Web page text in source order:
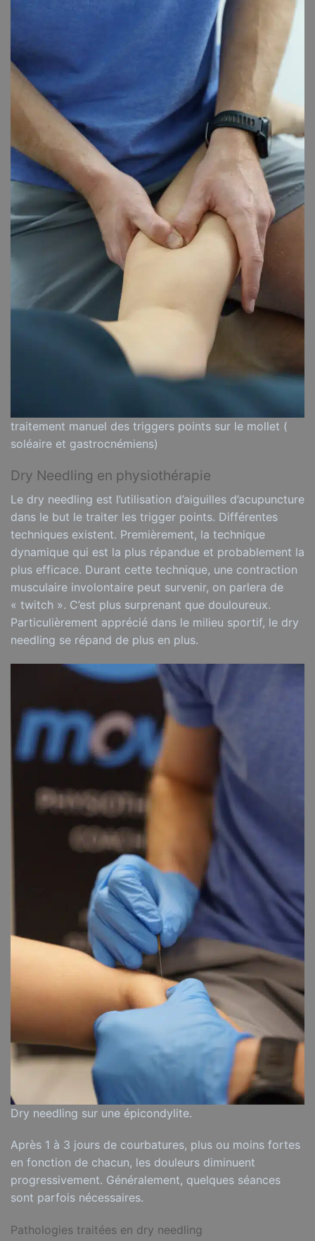
traitement manuel des triggers points sur le mollet (
soléaire et gastrocnémiens)
Dry Needling en physiothérapie
Le dry needling est l’utilisation d’aiguilles d’acupuncture
dans le but le traiter les trigger points. Différentes
techniques existent. Premièrement, la technique
dynamique qui est la plus répandue et probablement la
plus efficace. Durant cette technique, une contraction
musculaire involontaire peut survenir, on parlera de
« twitch ». C’est plus surprenant que douloureux.
Particulièrement apprécié dans le milieu sportif, le dry
needling se répand de plus en plus.
Dry needling sur une épicondylite.
Après 1 à 3 jours de courbatures, plus ou moins fortes
en fonction de chacun, les douleurs diminuent
progressivement. Généralement, quelques séances
sont parfois nécessaires.
Pathologies traitées en dry needling